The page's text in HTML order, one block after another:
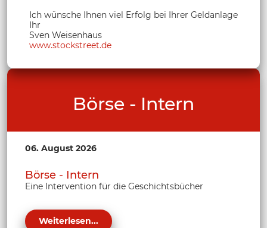
Ich wünsche Ihnen viel Erfolg bei Ihrer Geldanlage
Ihr
Sven Weisenhaus
www.stockstreet.de
Börse - Intern
06. August 2026
Börse - Intern
Eine Intervention für die Geschichtsbücher
Weiterlesen...